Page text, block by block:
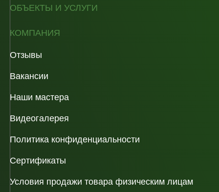
ОБЪЕКТЫ И УСЛУГИ
КОМПАНИЯ
Отзывы
Вакансии
Наши мастера
Видеогалерея
Политика конфиденциальности
Сертификаты
Условия продажи товара физическим лицам